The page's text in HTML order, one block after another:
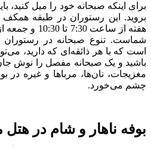
برای اینکه صبحانه خود را میل کنید،
بروید. این رستوران در طبقه همکف
شماست. تنوع صبحانه در رستوران
است که با هر ذائقه‌ای که دارید،
باشید و یک صبحانه مفصل را نوش جان
مغزیجات، نان‌ها، مرباها و غیره در
چشم می‌خورد.
بوفه ناهار و شام در هتل